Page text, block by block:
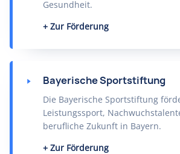
Gesundheit.
Zur Förderung
Bayerische Sportstiftung
Die Bayerische Sportstiftung
Leistungssport,
berufliche Zukunft in Bayern.
Zur Förderung